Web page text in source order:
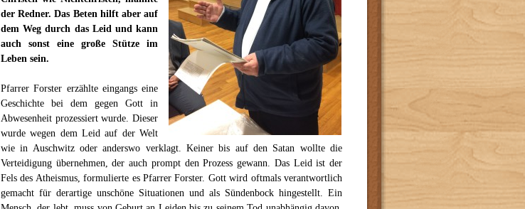
der Redner. Das Beten hilft aber auf
dem Weg durch das Leid und kann
auch sonst eine große Stütze im
Leben sein.
Pfarrer Forster erzählte eingangs eine
Geschichte bei dem gegen Gott in
Abwesenheit prozessiert wurde. Dieser
wurde wegen dem Leid auf der Welt
wie in Auschwitz oder anderswo verklagt. Keiner bis auf den Satan wollte die
Verteidigung übernehmen, der auch prompt den Prozess gewann. Das Leid ist der
Fels des Atheismus, formulierte es Pfarrer Forster. Gott wird oftmals verantwortlich
gemacht für derartige unschöne Situationen und als Sündenbock hingestellt. Ein